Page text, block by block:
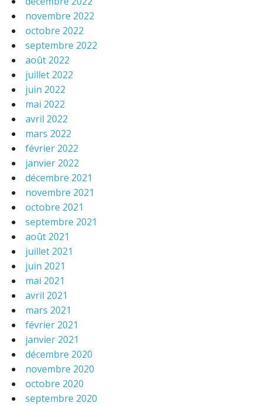
novembre 2022
octobre 2022
septembre 2022
août 2022
juillet 2022
juin 2022
mai 2022
avril 2022
mars 2022
février 2022
janvier 2022
décembre 2021
novembre 2021
octobre 2021
septembre 2021
août 2021
juillet 2021
juin 2021
mai 2021
avril 2021
mars 2021
février 2021
janvier 2021
décembre 2020
novembre 2020
octobre 2020
septembre 2020